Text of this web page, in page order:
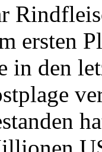
ersten
in den